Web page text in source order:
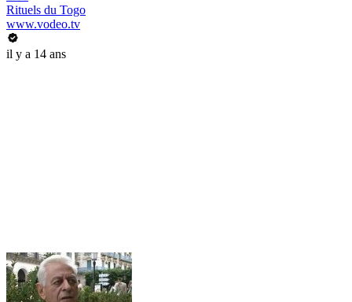
Rituels du Togo
www.vodeo.tv
il y a 14 ans